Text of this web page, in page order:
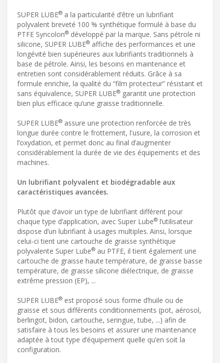
SUPER LUBE® a la particularité d’être un lubrifiant
polyvalent breveté 100 % synthétique formulé à base du
PTFE Syncolon® développé par la marque. Sans pétrole ni
silicone, SUPER LUBE® affiche des performances et une
longévité bien supérieures aux lubrifiants traditionnels à
base de pétrole. Ainsi, les besoins en maintenance et
entretien sont considérablement réduits. Grâce à sa
formule enrichie, la qualité du “film protecteur” résistant et
sans équivalence, SUPER LUBE® garantit une protection
bien plus efficace qu’une graisse traditionnelle.
SUPER LUBE® assure une protection renforcée de très
longue durée contre le frottement, l'usure, la corrosion et
l’oxydation, et permet donc au final d’augmenter
considérablement la durée de vie des équipements et des
machines.
Un lubrifiant polyvalent et biodégradable aux
caractéristiques avancées.
Plutôt que d’avoir un type de lubrifiant différent pour
chaque type d’application, avec Super Lube® l’utilisateur
dispose d’un lubrifiant à usages multiples. Ainsi, lorsque
celui-ci tient une cartouche de graisse synthétique
polyvalente Super Lube® au PTFE, il tient également une
cartouche de graisse haute température, de graisse basse
température, de graisse silicone diélectrique, de graisse
extrême pression (EP), ...
SUPER LUBE® est proposé sous forme d’huile ou de
graisse et sous différents conditionnements (pot, aérosol,
berlingot, bidon, cartouche, seringue, tube, ...) afin de
satisfaire à tous les besoins et assurer une maintenance
adaptée à tout type d’équipement quelle qu’en soit la
configuration.